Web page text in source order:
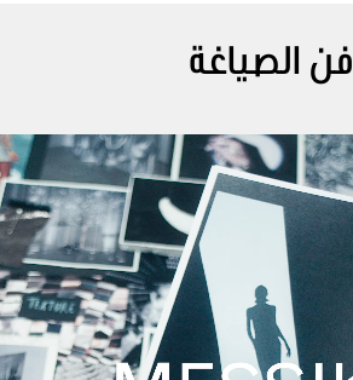
فن الصياغة